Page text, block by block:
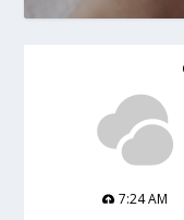
7:24 AM